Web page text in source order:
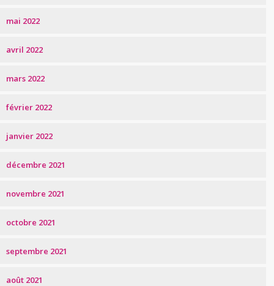
mai 2022
avril 2022
mars 2022
février 2022
janvier 2022
décembre 2021
novembre 2021
octobre 2021
septembre 2021
août 2021